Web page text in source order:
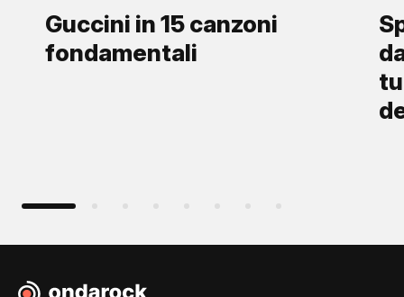
Guccini in 15 canzoni
fondamentali